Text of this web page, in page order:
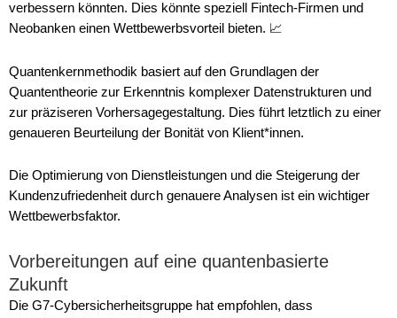
verbessern könnten. Dies könnte speziell Fintech-Firmen und
Neobanken einen Wettbewerbsvorteil bieten. 📈
Quantenkernmethodik basiert auf den Grundlagen der
Quantentheorie zur Erkenntnis komplexer Datenstrukturen und
zur präziseren Vorhersagegestaltung. Dies führt letztlich zu einer
genaueren Beurteilung der Bonität von Klient*innen.
Die Optimierung von Dienstleistungen und die Steigerung der
Kundenzufriedenheit durch genauere Analysen ist ein wichtiger
Wettbewerbsfaktor.
Vorbereitungen auf eine quantenbasierte
Zukunft
Die G7-Cybersicherheitsgruppe hat empfohlen, dass